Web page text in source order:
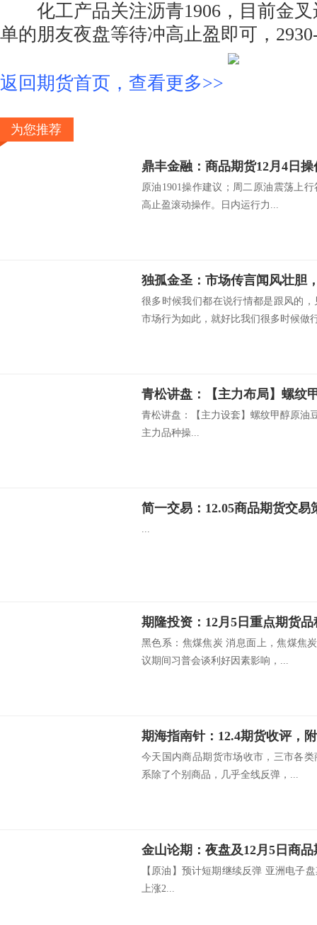
化工产品关注沥青1906，目前金叉
单的朋友夜盘等待冲高止盈即可，
返回期货首页，查看更多>>
为您推荐
鼎丰金融：商品期货12月4日
原油1901操作建议；周二原油震荡上
高止盈滚动操作。日内运行力...
独孤金圣：市场传言闻风壮胆
很多时候我们都在说行情都是跟风的
市场行为如此，就好比我们很多时候做
青松讲盘：【主力设套】螺纹甲醇原油
主力品种操...
简一交易：12.05商品期货交易
...
期隆投资：12月5日重点期货
黑色系：焦煤焦炭 消息面上，焦煤焦
议期间习普会谈利好因素影响，...
期海指南针：12.4期货收评，
今天国内商品期货市场收市，三市各
系除了个别商品，几乎全线反弹，...
金山论期：夜盘及12月5日商
【原油】预计短期继续反弹 亚洲电子
上涨2...